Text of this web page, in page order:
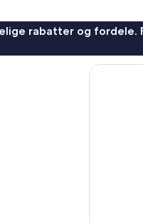
rabatter og fordele.